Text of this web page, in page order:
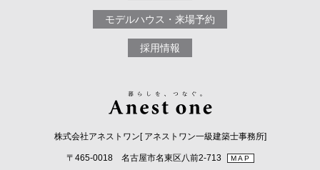
モデルハウス・来場予約
採用情報
株式会社アネストワン[ アネストワン一級建築士事務所]
〒465-0018 名古屋市名東区八前2-713 MAP